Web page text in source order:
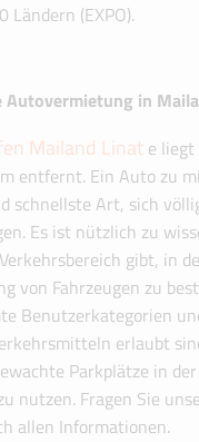
Ländern (EXPO).
Autovermietung in
Mailand Linat e
entfernt. Ein Auto zu
schnellste Art, sich
Es ist nützlich zu
gibt, in
von Fahrzeugen zu
Benutzerkategorien
erlaubt
Parkplätze in
nutzen. Fragen Sie
allen Informationen.